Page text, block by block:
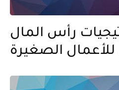
رأس المال
للأعمال الصغيرة